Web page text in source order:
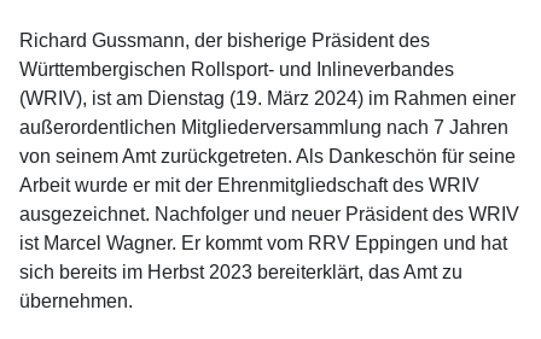
Richard Gussmann, der bisherige Präsident des
Württembergischen Rollsport- und Inlineverbandes
(WRIV), ist am Dienstag (19. März 2024) im Rahmen einer
außerordentlichen Mitgliederversammlung nach 7 Jahren
von seinem Amt zurückgetreten. Als Dankeschön für seine
Arbeit wurde er mit der Ehrenmitgliedschaft des WRIV
ausgezeichnet. Nachfolger und neuer Präsident des WRIV
ist Marcel Wagner. Er kommt vom RRV Eppingen und hat
sich bereits im Herbst 2023 bereiterklärt, das Amt zu
übernehmen.